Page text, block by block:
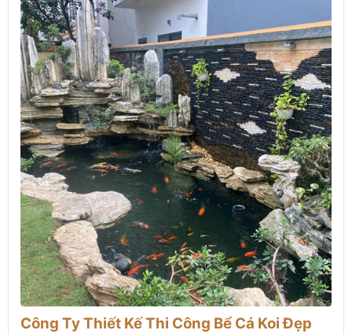
Công Ty Thiết Kế Thi Công Bể Cá Koi Đẹp